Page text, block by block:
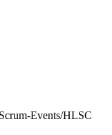
Events/HLSC